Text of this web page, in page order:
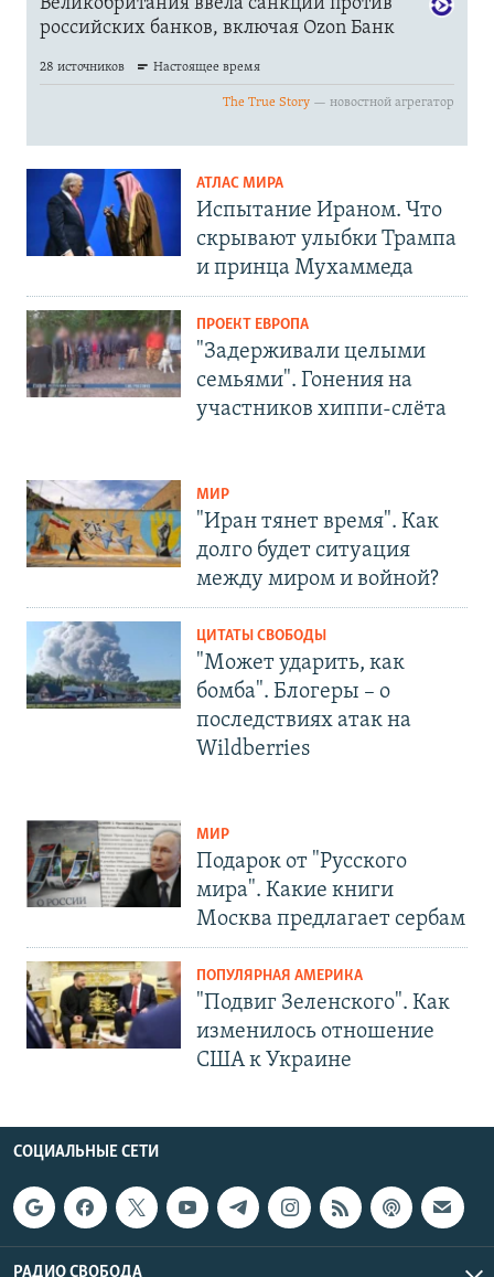
АТЛАС МИРА
Испытание Ираном. Что
скрывают улыбки Трампа
и принца Мухаммеда
ПРОЕКТ ЕВРОПА
"Задерживали целыми
семьями". Гонения на
участников хиппи-слёта
МИР
"Иран тянет время". Как
долго будет ситуация
между миром и войной?
ЦИТАТЫ СВОБОДЫ
"Может ударить, как
бомба". Блогеры – о
последствиях атак на
Wildberries
МИР
Подарок от "Русского
мира". Какие книги
Москва предлагает сербам
ПОПУЛЯРНАЯ АМЕРИКА
"Подвиг Зеленского". Как
изменилось отношение
США к Украине
СОЦИАЛЬНЫЕ СЕТИ
РАДИО СВОБОДА